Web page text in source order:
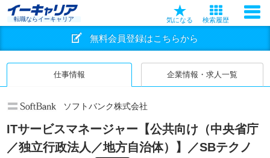
転職ならイーキャリア 気になる 検索履歴
無料会員登録はこちらから
仕事情報 企業情報・求人一覧
ソフトバンク株式会社
ITサービスマネージャー【公共向け（中央省庁
／独立行政法人／地方自治体）】／SBテクノ